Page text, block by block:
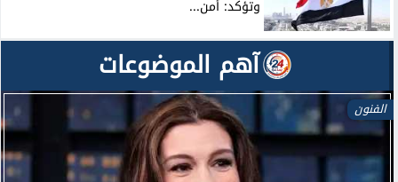
وتؤكد: أمن...
آهم الموضوعات
الفنون